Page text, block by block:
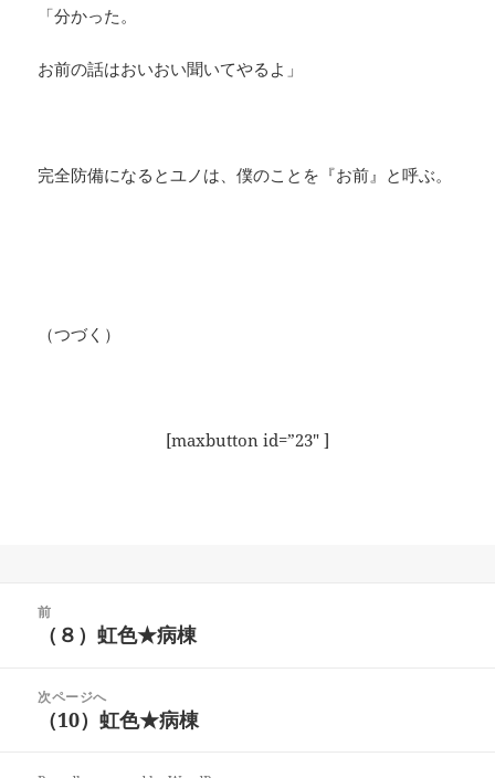
「分かった。
お前の話はおいおい聞いてやるよ」
完全防備になるとユノは、僕のことを『お前』と呼ぶ。
（つづく）
[maxbutton id=”23″ ]
前
前
投
稿:
（８）虹色★病棟
次ページへ
次
投
（10）虹色★病棟